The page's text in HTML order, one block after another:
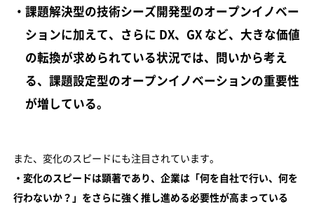
・課題解決型の技術シーズ開発型のオープンイノベー
ションに加えて、さらに DX、GX など、大きな価値
の転換が求められている状況では、問いから考え
る、課題設定型のオープンイノベーションの重要性
が増している。
また、変化のスピードにも注目されています。
・変化のスピードは顕著であり、企業は「何を自社で行い、何を
行わないか？」をさらに強く推し進める必要性が高まっている